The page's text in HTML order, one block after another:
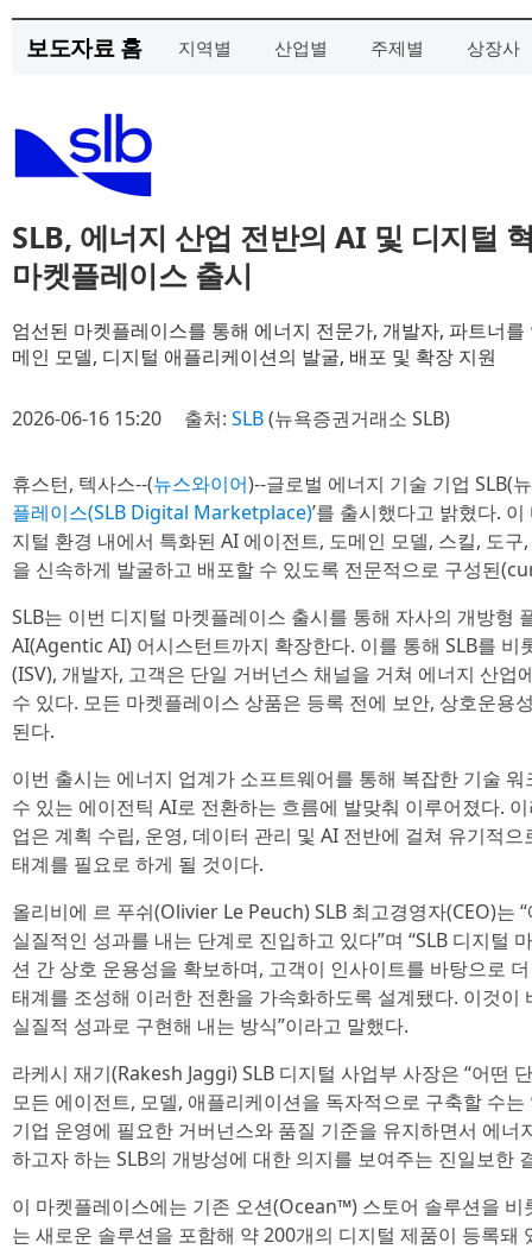
보도자료 홈 지역별 산업별 주제별 상장사
SLB, 에너지 산업 전반의 AI 및 디지털
마켓플레이스 출시
엄선된 마켓플레이스를 통해 에너지 전문가, 개발자, 파트너
메인 모델, 디지털 애플리케이션의 발굴, 배포 및 확장 지원
2026-06-16 15:20 출처: SLB(뉴욕증권거래소 SLB)
휴스턴, 텍사스--(뉴스와이어)--글로벌 에너지 기술 기업 SLB(
플레이스(SLB Digital Marketplace)’를 출시했다고 밝혔다.
지털 환경 내에서 특화된 AI 에이전트, 도메인 모델, 스킬, 도
을 신속하게 발굴하고 배포할 수 있도록 전문적으로 구성된
SLB는 이번 디지털 마켓플레이스 출시를 통해 자사의 개방형
AI(Agentic AI) 어시스턴트까지 확장한다. 이를 통해 SLB를 비
(ISV), 개발자, 고객은 단일 거버넌스 채널을 거쳐 에너지 산업
수 있다. 모든 마켓플레이스 상품은 등록 전에 보안, 상호운용
된다.
이번 출시는 에너지 업계가 소프트웨어를 통해 복잡한 기술
수 있는 에이전틱 AI로 전환하는 흐름에 발맞춰 이루어졌다.
업은 계획 수립, 운영, 데이터 관리 및 AI 전반에 걸쳐 유기적
태계를 필요로 하게 될 것이다.
올리비에 르 푸쉬(Olivier Le Peuch) SLB 최고경영자(CEO)는
실질적인 성과를 내는 단계로 진입하고 있다”며 “SLB 디지털
션 간 상호 운용성을 확보하며, 고객이 인사이트를 바탕으로
태계를 조성해 이러한 전환을 가속화하도록 설계됐다. 이것이
실질적 성과로 구현해 내는 방식”이라고 말했다.
라케시 재기(Rakesh Jaggi) SLB 디지털 사업부 사장은 “어떤
모든 에이전트, 모델, 애플리케이션을 독자적으로 구축할 수는
기업 운영에 필요한 거버넌스와 품질 기준을 유지하면서 에
하고자 하는 SLB의 개방성에 대한 의지를 보여주는 진일보한
이 마켓플레이스에는 기존 오션(Ocean™) 스토어 솔루션을 비
는 새로운 솔루션을 포함해 약 200개의 디지털 제품이 등록